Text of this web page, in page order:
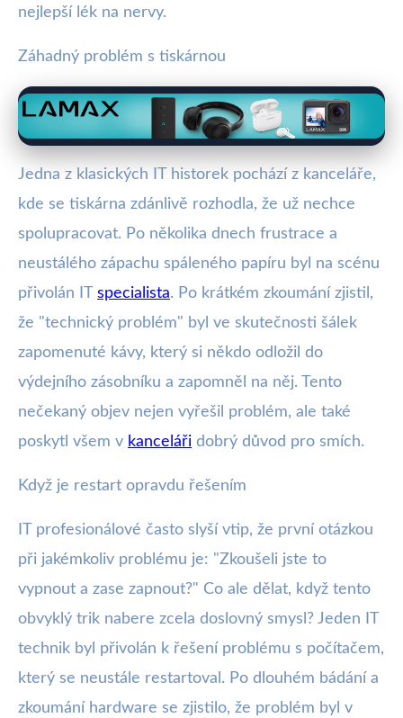
nejlepší lék na nervy.
Záhadný problém s tiskárnou
Jedna z klasických IT historek pochází z kanceláře,
kde se tiskárna zdánlivě rozhodla, že už nechce
spolupracovat. Po několika dnech frustrace a
neustálého zápachu spáleného papíru byl na scénu
přivolán IT specialista. Po krátkém zkoumání zjistil,
že "technický problém" byl ve skutečnosti šálek
zapomenuté kávy, který si někdo odložil do
výdejního zásobníku a zapomněl na něj. Tento
nečekaný objev nejen vyřešil problém, ale také
poskytl všem v kanceláři dobrý důvod pro smích.
Když je restart opravdu řešením
IT profesionálové často slyší vtip, že první otázkou
při jakémkoliv problému je: "Zkoušeli jste to
vypnout a zase zapnout?" Co ale dělat, když tento
obvyklý trik nabere zcela doslovný smysl? Jeden IT
technik byl přivolán k řešení problému s počítačem,
který se neustále restartoval. Po dlouhém bádání a
zkoumání hardware se zjistilo, že problém byl v